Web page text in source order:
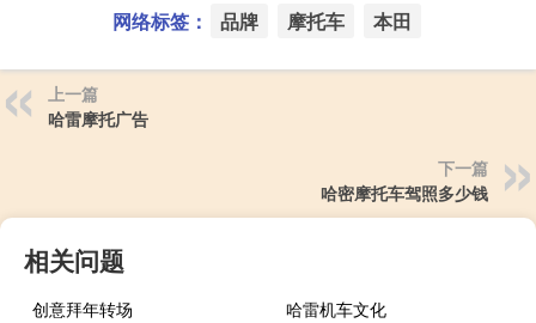
网络标签： 品牌 摩托车 本田
上一篇
哈雷摩托广告
下一篇
哈密摩托车驾照多少钱
相关问题
创意拜年转场
哈雷机车文化